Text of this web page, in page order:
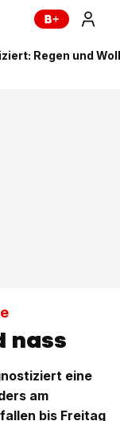
Regen und
nass
eine
am
bis Freitag